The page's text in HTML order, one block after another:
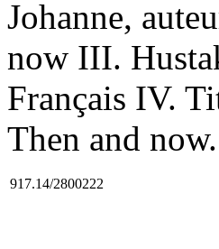
Johanne,
now III.
Français IV.
Then and now.
917.14/2800222